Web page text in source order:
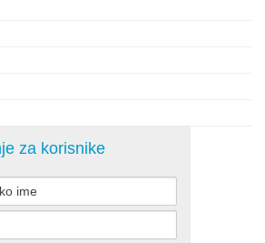
za korisnike